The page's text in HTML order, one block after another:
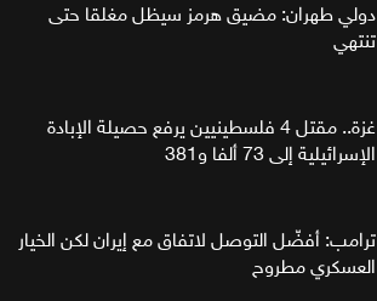
دولي طهران: مضيق هرمز سيظل مغلقا حتى
تنتهي
غزة.. مقتل 4 فلسطينيين يرفع حصيلة الإبادة
الإسرائيلية إلى 73 ألفا و381
ترامب: أفضّل التوصل لاتفاق مع إيران لكن الخيار
العسكري مطروح